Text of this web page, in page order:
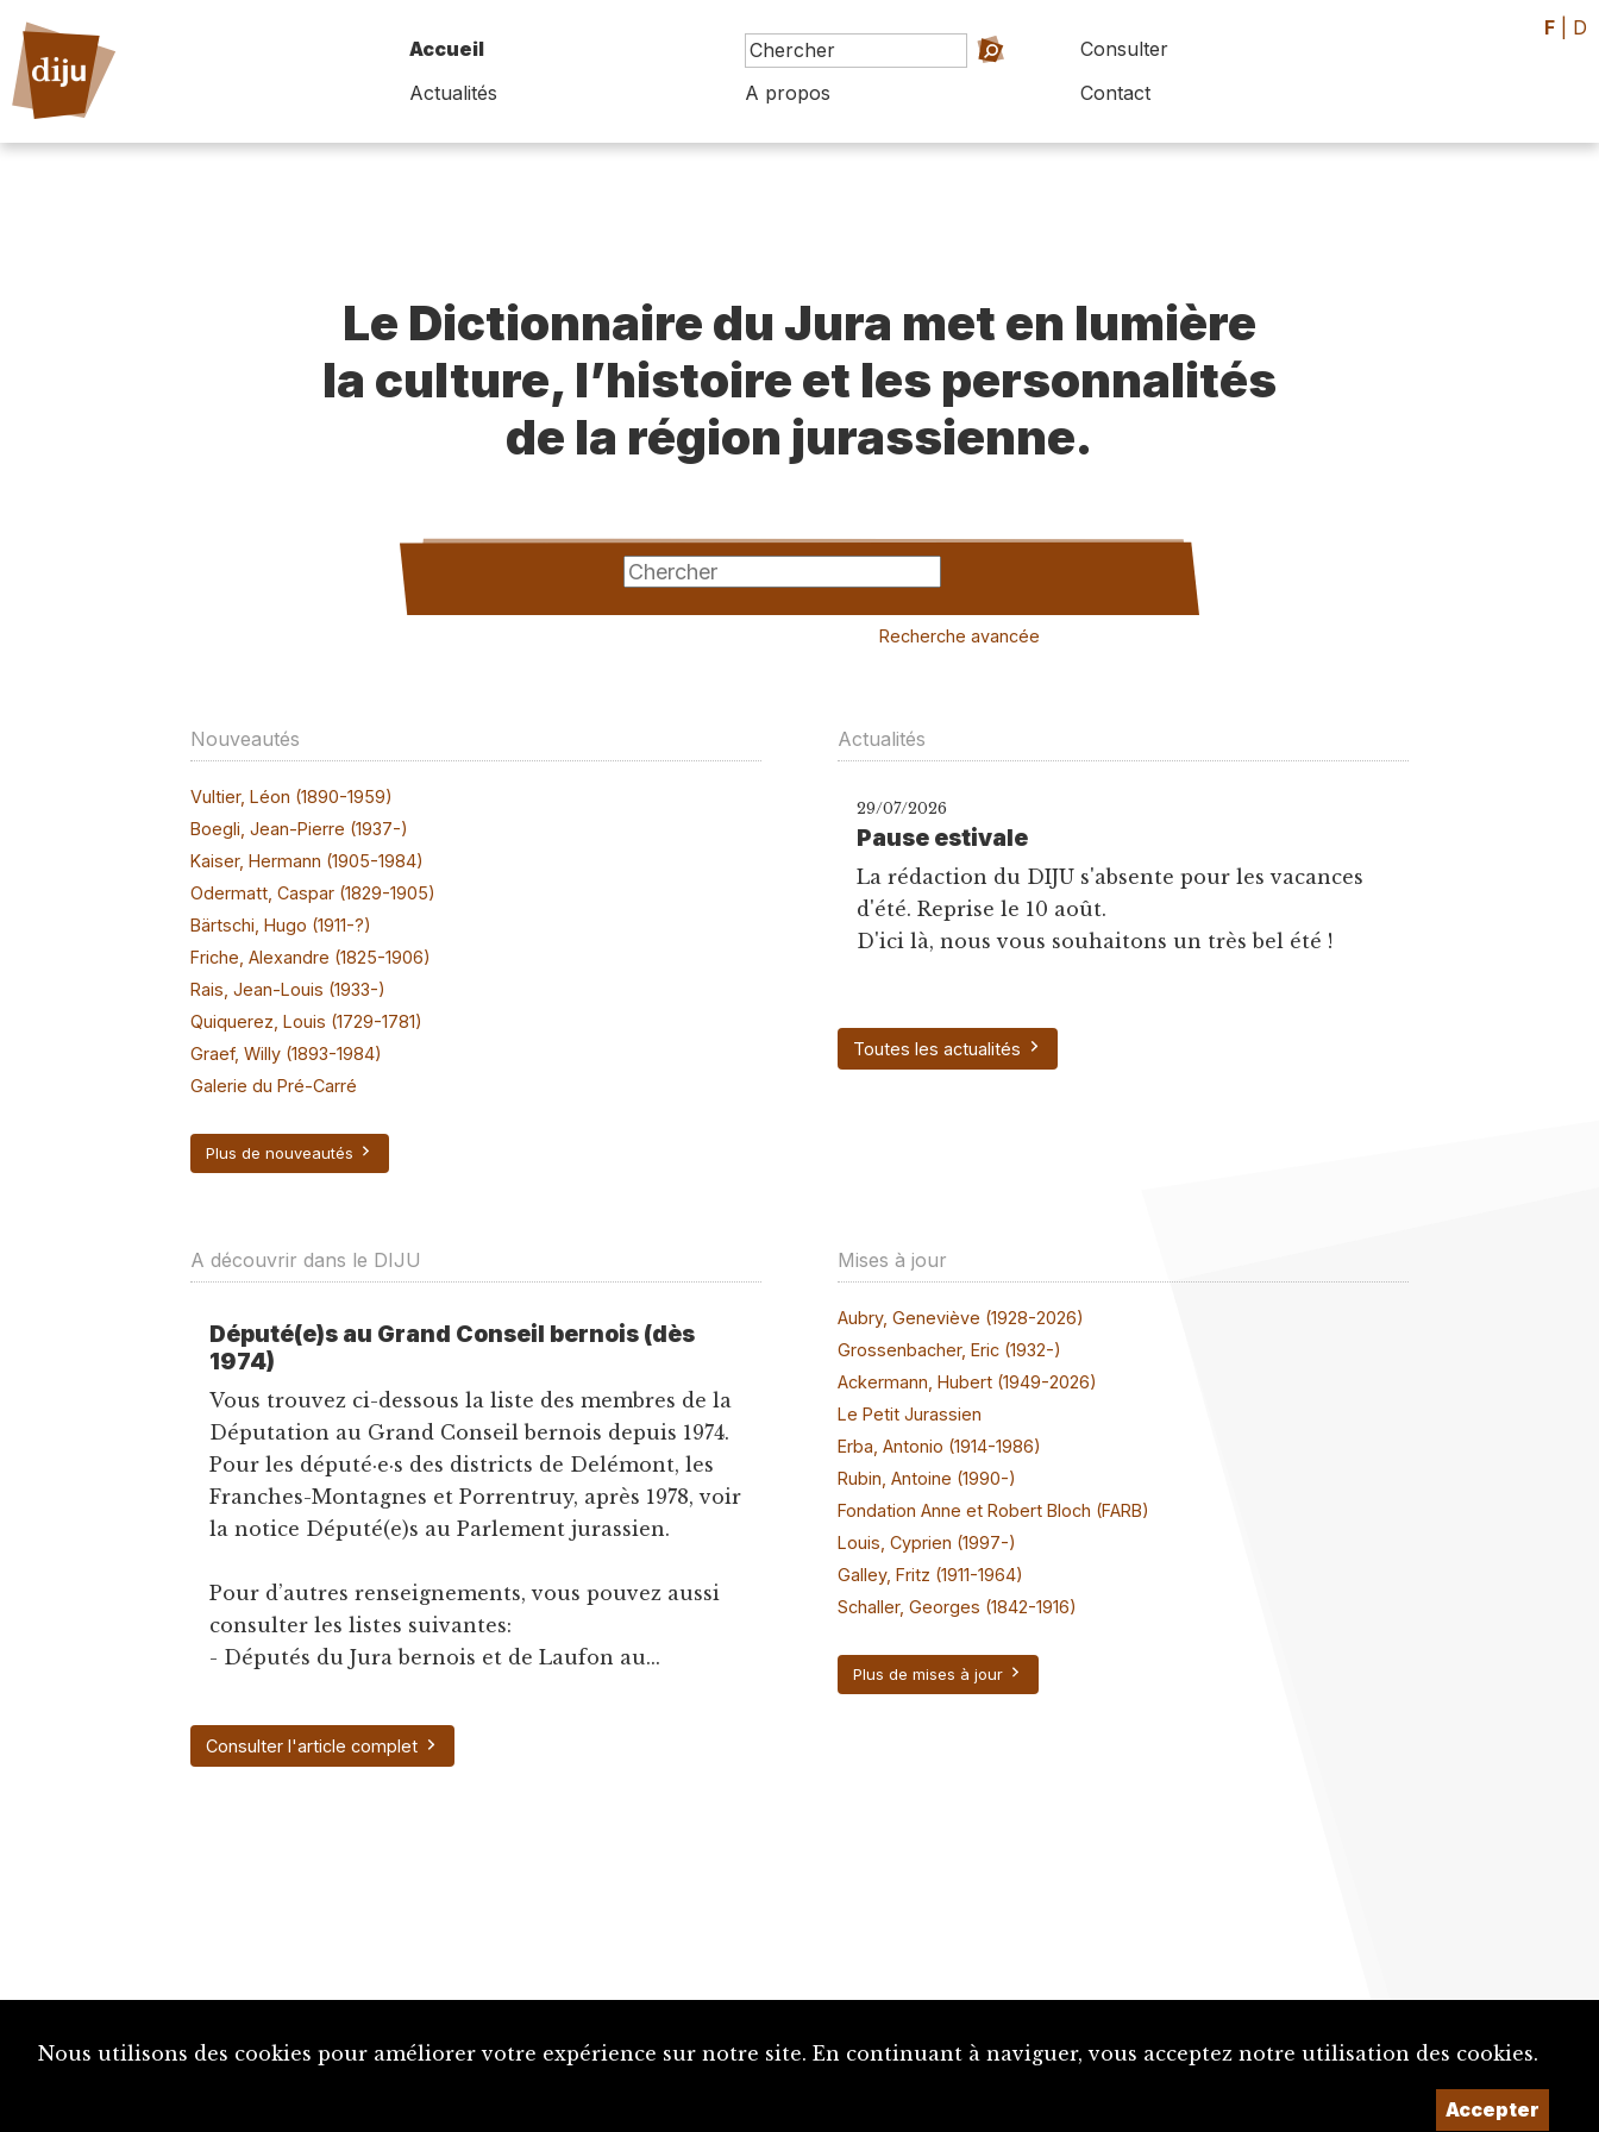
Accueil
Consulter
Actualités
A propos Contact
F D
Le Dictionnaire du Jura met en lumière
la culture, l’histoire et les personnalités
de la région jurassienne.
Recherche avancée
Nouveautés
Vultier, Léon (1890-1959)
Boegli, Jean-Pierre (1937-)
Kaiser, Hermann (1905-1984)
Odermatt, Caspar (1829-1905)
Bärtschi, Hugo (1911-?)
Friche, Alexandre (1825-1906)
Rais, Jean-Louis (1933-)
Quiquerez, Louis (1729-1781)
Graef, Willy (1893-1984)
Galerie du Pré-Carré
Plus de nouveautés
Actualités
29/07/2026
Pause estivale
La rédaction du DIJU s'absente pour les vacances
d'été. Reprise le 10 août.
D'ici là, nous vous souhaitons un très bel été !
Toutes les actualités
A découvrir dans le DIJU
Député(e)s au Grand Conseil bernois (dès
1974)
Vous trouvez ci-dessous la liste des membres de la
Députation au Grand Conseil bernois depuis 1974.
Pour les député·e·s des districts de Delémont, les
Franches-Montagnes et Porrentruy, après 1978, voir
la notice Député(e)s au Parlement jurassien.
Pour d’autres renseignements, vous pouvez aussi
consulter les listes suivantes:
- Députés du Jura bernois et de Laufon au...
Consulter l'article complet
Mises à jour
Aubry, Geneviève (1928-2026)
Grossenbacher, Eric (1932-)
Ackermann, Hubert (1949-2026)
Le Petit Jurassien
Erba, Antonio (1914-1986)
Rubin, Antoine (1990-)
Fondation Anne et Robert Bloch (FARB)
Louis, Cyprien (1997-)
Galley, Fritz (1911-1964)
Schaller, Georges (1842-1916)
Plus de mises à jour
Proposer une notice Un projet de la
Nous utilisons des cookies pour améliorer votre expérience sur notre site. En continuant à naviguer, vous acceptez notre utilisation des cookies.
Accepter